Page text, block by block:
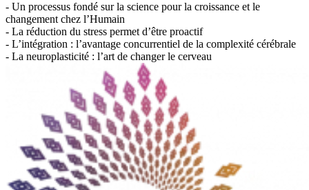
- Un processus fondé sur la science pour la croissance et le
changement chez l’Humain
- La réduction du stress permet d’être proactif
- L’intégration : l’avantage concurrentiel de la complexité cérébrale
- La neuroplasticité : l’art de changer le cerveau